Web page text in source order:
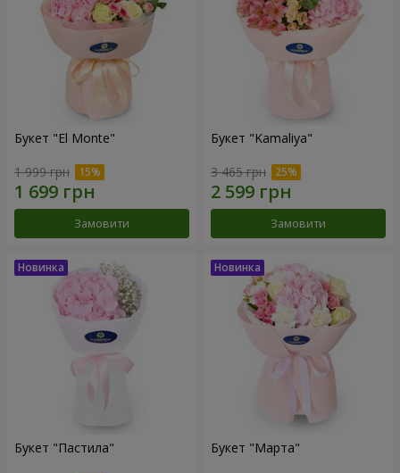
Букет "El Monte"
1 999 грн
Замовити
Букет "Kamaliya"
3 465 грн
Замовити
Букет "Пастила" Букет "Марта"